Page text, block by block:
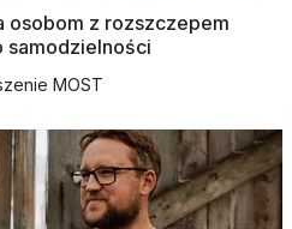
osobom z rozszczepem
samodzielności
MOST